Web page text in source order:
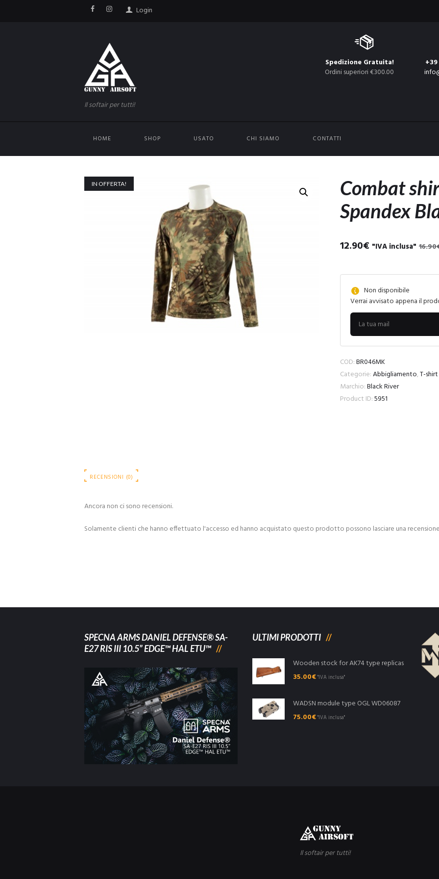
Login
Il softair per tutti!
Spedizione Gratuita!
Ordini superiori €300.00
HOME SHOP USATO CHI SIAMO CONTATTI
IN OFFERTA!
Combat
Spandex
16.90
Il
originale
16.90€.
12.90€ Il
attuale
12.90€.
"IVA inclusa"
Non disponibile
Verrai avvisato appena il
COD:BR046MK
Categorie:Abbigliamento,T-shirt
Marchio:Black River
Product ID:5951
RECENSIONI (0)
Ancora non ci sono recensioni.
Solamente clienti che hanno effettuato l'accesso ed hanno acquistato questo prodotto possono lasciare una
SPECNA ARMS DANIEL DEFENSE® SA-
E27 RIS III 10.5” EDGE™ HAL ETU™
ULTIMI PRODOTTI
Wooden stock for AK74 type replicas
35.00€"IVA inclusa"
WADSN module type OGL WD06087
75.00€"IVA inclusa"
Il softair per tutti!